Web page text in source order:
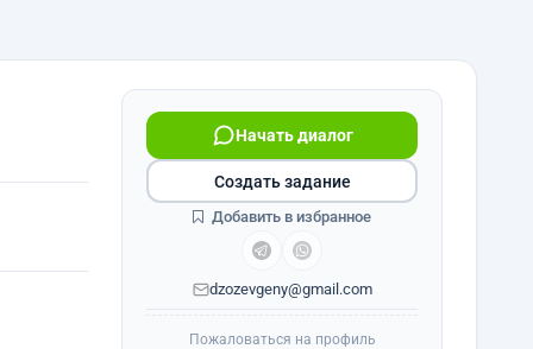
Начать диалог
dzozevgeny@gmail.com
Создать задание
Добавить в избранное
Пожаловаться на профиль